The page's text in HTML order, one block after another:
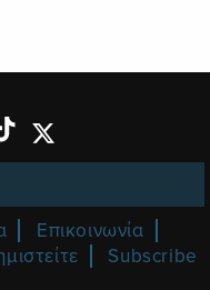
Επικοινωνία
Subscribe